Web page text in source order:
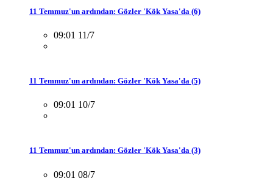
11 Temmuz'un ardından: Gözler 'Kök Yasa'da (6)
09:01 11/7
11 Temmuz'un ardından: Gözler 'Kök Yasa'da (5)
09:01 10/7
11 Temmuz'un ardından: Gözler 'Kök Yasa'da (3)
09:01 08/7